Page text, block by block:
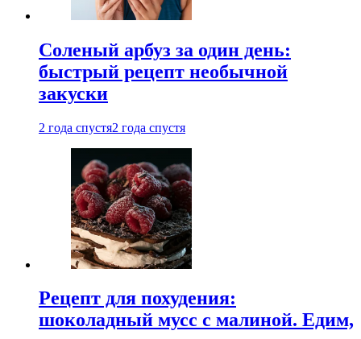
Соленый арбуз за один день:
быстрый рецепт необычной
закуски
2 года спустя2 года спустя
Рецепт для похудения:
шоколадный мусс с малиной. Едим,